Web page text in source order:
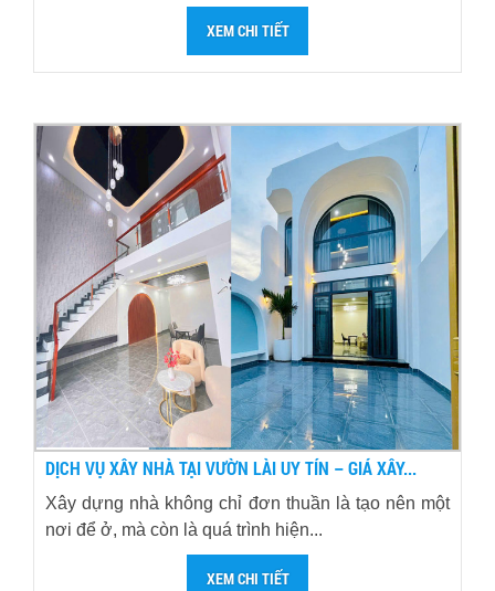
XEM CHI TIẾT
DỊCH VỤ XÂY NHÀ TẠI VƯỜN LÀI UY TÍN – GIÁ XÂY...
Xây dựng nhà không chỉ đơn thuần là tạo nên một
nơi để ở, mà còn là quá trình hiện...
XEM CHI TIẾT